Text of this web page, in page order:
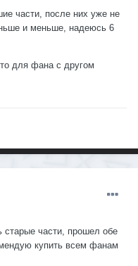
части, после них уже не
и меньше, надеюсь 6
для фана с другом
старые части, прошел обе
купить всем фанам